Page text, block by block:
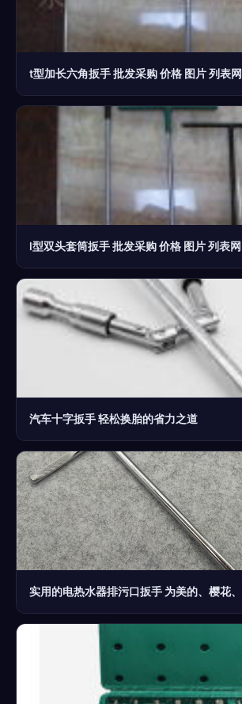
t型加长六角扳手 批发采购 价格 图片 列表网
l型双头套筒扳手 批发采购 价格 图片 列表网
汽车十字扳手 轻松换胎的省力之道